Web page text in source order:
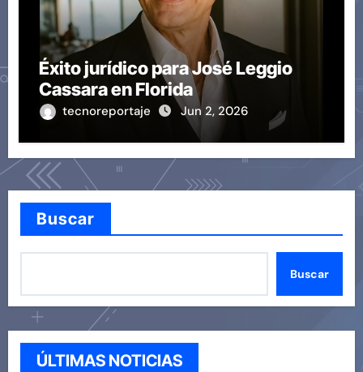
Éxito jurídico para José Leggio
Cassara en Florida
tecnoreportaje Jun 2, 2026
Buscar
Buscar
ÚLTIMAS NOTICIAS